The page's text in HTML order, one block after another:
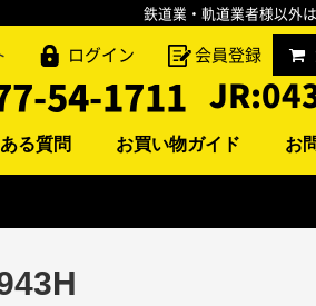
鉄道業・軌道業者様以外
ログイン 会員登録
54-1711 JR:
る質問 お買い物ガイド お